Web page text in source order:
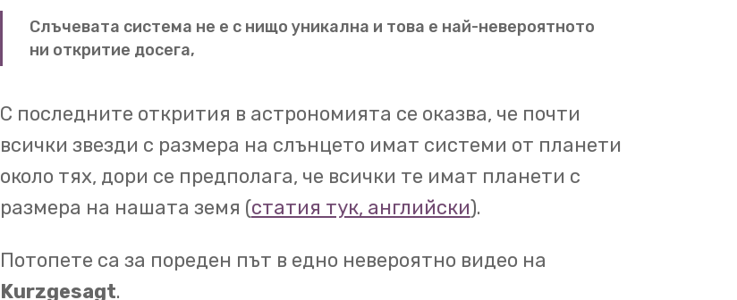
00:40
От осемте планети четири са като нашата -
са газови гиганти - Юпитер, Сатурн, Уран и Нептун.
Меркурий е най-малката и най-леката от всички.
На Меркурий годината е по-къса от деня, което води
доогромни разлики в температурата.Меркурий
няма нито атмосфера, нито спътник.Венера е един
от най-ярките обекти в Слънчевата система
Слъчевата система не е с нищо уникална и това е най-невероятното
ни откритие досега,
С последните открития в астрономията се оказва, че почти
всички звезди с размера на слънцето имат системи от планети
около тях, дори се предполага, че всички те имат планети с
размера на нашата земя (статия тук, английски).
Потопете са за пореден път в едно невероятно видео на
Kurzgesagt.